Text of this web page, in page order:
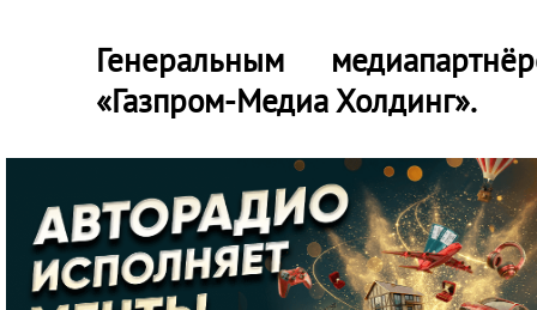
Генеральным
«Газпром-Медиа Холдинг».